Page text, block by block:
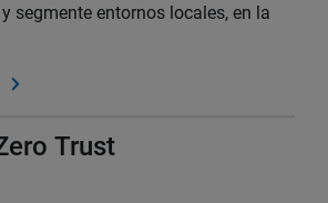
segmente entornos locales, en la
Trust